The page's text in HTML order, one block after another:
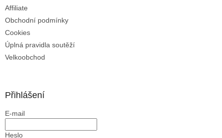
Affiliate
Obchodní podmínky
Cookies
Úplná pravidla soutěží
Velkoobchod
Přihlášení
E-mail
Heslo